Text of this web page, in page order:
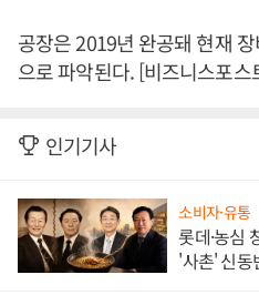
공장은 2019년 완공돼 현재
으로 파악된다. [비즈니스포스
인기기사
소비자·유통
롯데·농심
'사촌' 신동